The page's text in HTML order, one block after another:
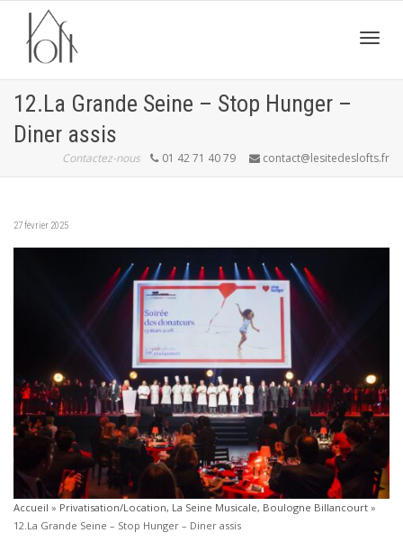
12.La Grande Seine – Stop Hunger –
Diner assis
Contactez-nous 01 42 71 40 79 contact@lesitedeslofts.fr
27 février 2025
Accueil » Privatisation/Location, La Seine Musicale, Boulogne Billancourt »
12.La Grande Seine – Stop Hunger – Diner assis